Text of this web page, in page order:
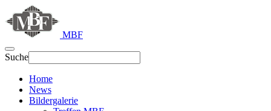
MBF
Suche
Home
News
Bildergalerie